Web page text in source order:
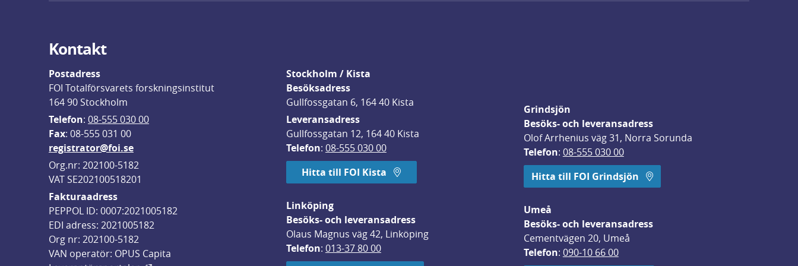
Kontakt
Postadress
FOI Totalförsvarets forskningsinstitut
164 90 Stockholm
Telefon: 08-555 030 00
Fax: 08-555 031 00
registrator@foi.se
Org.nr: 202100-5182
VAT SE202100518201
Fakturaadress
PEPPOL ID: 0007:2021005182
EDI adress: 2021005182
Org nr: 202100-5182
VAN operatör: OPUS Capita
Stockholm / Kista
Besöksadress
Gullfossgatan 6, 164 40 Kista
Leveransadress
Gullfossgatan 12, 164 40 Kista
Telefon: 08-555 030 00
Hitta till FOI Kista
Linköping
Besöks- och leveransadress
Olaus Magnus väg 42, Linköping
Telefon: 013-37 80 00
Grindsjön
Besöks- och leveransadress
Olof Arrhenius väg 31, Norra Sorunda
Telefon: 08-555 030 00
Hitta till FOI Grindsjön
Umeå
Besöks- och leveransadress
Cementvägen 20, Umeå
Telefon: 090-10 66 00